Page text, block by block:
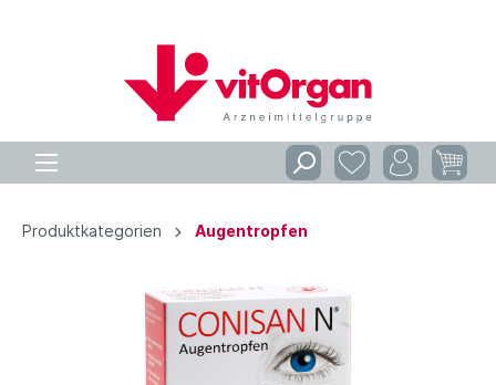
Produktkategorien Augentropfen